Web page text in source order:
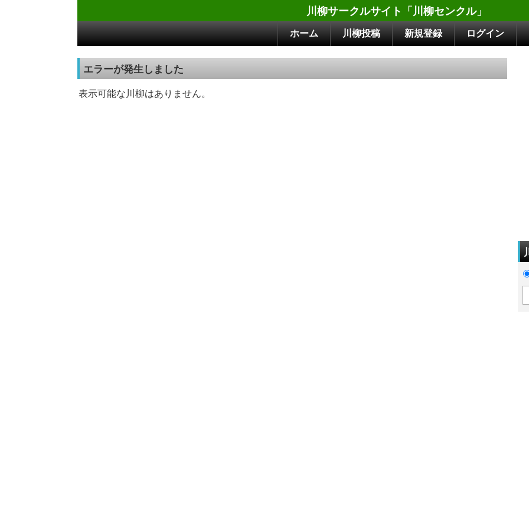
川柳サークルサイト「川柳センクル」
ホーム 川柳投稿 新規登録 ログイン
エラーが発生しました
表示可能な川柳はありません。